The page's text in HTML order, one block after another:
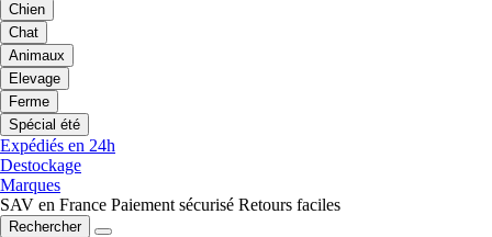
Chien
Chat
Animaux
Elevage
Ferme
Spécial été
Expédiés en 24h
Destockage
Marques
SAV en France Paiement sécurisé Retours faciles
Rechercher